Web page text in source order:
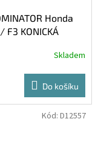
Honda
F3 KONICKÁ
Skladem
Do košíku
Kód: D12557